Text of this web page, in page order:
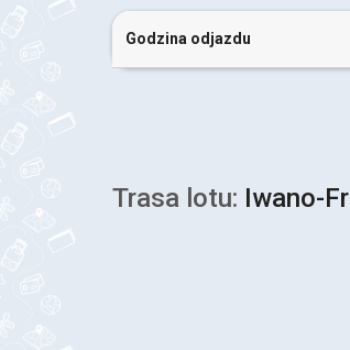
Godzina odjazdu
Trasa lotu: Iwano-